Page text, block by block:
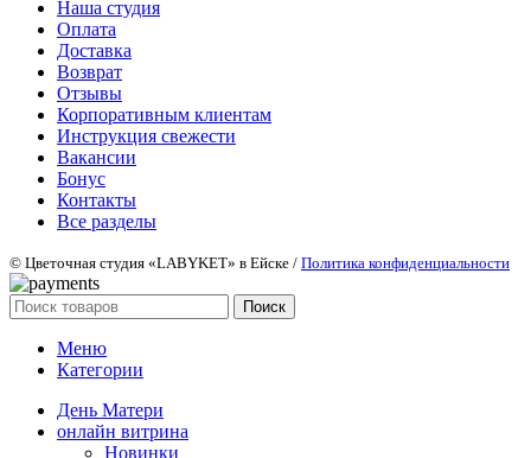
Наша студия
Оплата
Доставка
Возврат
Отзывы
Корпоративным клиентам
Инструкция свежести
Вакансии
Бонус
Контакты
Все разделы
© Цветочная студия «LABYKET» в Ейске / Политика конфиденциальности
Поиск
Меню
Категории
День Матери
онлайн витрина
Новинки